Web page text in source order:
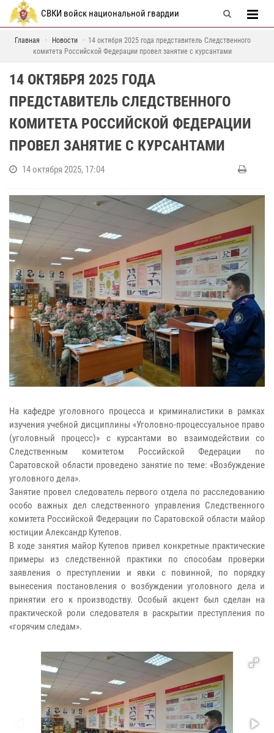
СВКИ войск национальной гвардии
Главная Новости
14 октября 2025 года представитель Следственного
комитета Российской Федерации провел занятие с курсантами
14 ОКТЯБРЯ 2025 ГОДА
ПРЕДСТАВИТЕЛЬ СЛЕДСТВЕННОГО
КОМИТЕТА РОССИЙСКОЙ ФЕДЕРАЦИИ
ПРОВЕЛ ЗАНЯТИЕ С КУРСАНТАМИ
14 октября 2025, 17:04
На кафедре уголовного процесса и криминалистики в рамках
изучения учебной дисциплины «Уголовно-процессуальное право
(уголовный процесс)» с курсантами во взаимодействии со
Следственным комитетом Российской Федерации по
Саратовской области проведено занятие по теме: «Возбуждение
уголовного дела».
Занятие провел следователь первого отдела по расследованию
особо важных дел следственного управления Следственного
комитета Российской Федерации по Саратовской области майор
юстиции Александр Кутепов.
В ходе занятия майор Кутепов привел конкретные практические
примеры из следственной практики по способам проверки
заявления о преступлении и явки с повинной, по порядку
вынесения постановления о возбуждении уголовного дела и
принятии его к производству. Особый акцент был сделан на
практической роли следователя в раскрытии преступления по
«горячим следам».